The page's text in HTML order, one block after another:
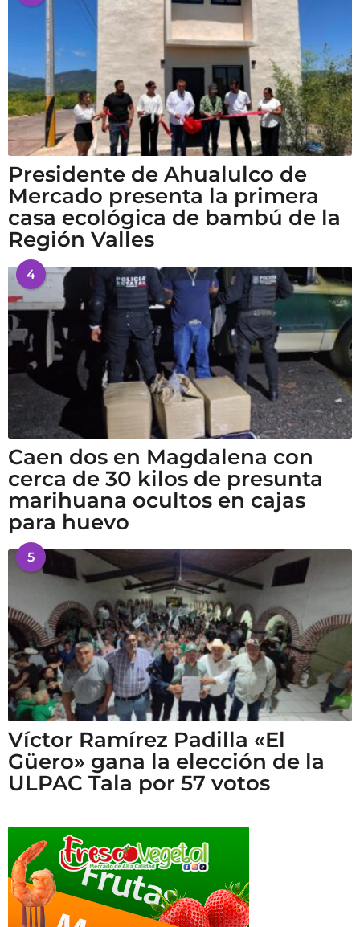
Presidente de Ahualulco de
Mercado presenta la primera
casa ecológica de bambú de la
Región Valles
4
Caen dos en Magdalena con
cerca de 30 kilos de presunta
marihuana ocultos en cajas
para huevo
5
Víctor Ramírez Padilla «El
Güero» gana la elección de la
ULPAC Tala por 57 votos